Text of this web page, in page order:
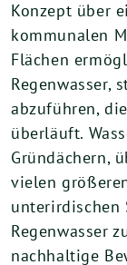
Konzept über
kommunalen
Flächen
Regenwasser,
abzuführen,
überläuft.
Gründächern,
vielen
unterirdischen
Regenwasser
nachhaltige